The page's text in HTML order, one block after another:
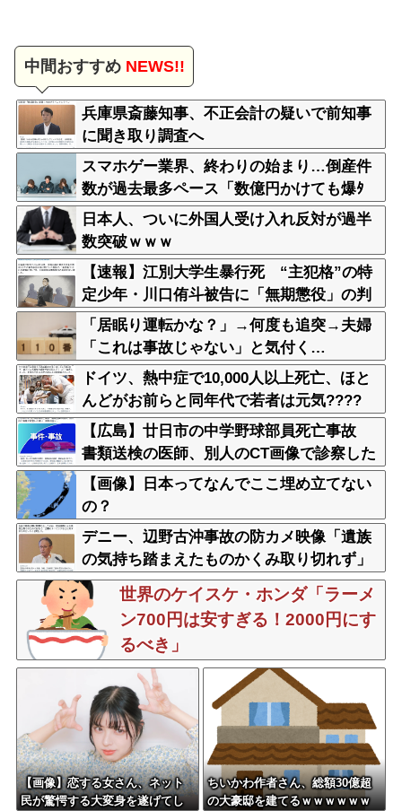
中間おすすめNEWS!!
兵庫県斎藤知事、不正会計の疑いで前知事
に聞き取り調査へ
スマホゲー業界、終わりの始まり…倒産件
数が過去最多ペース「数億円かけても爆ﾀ
ﾋ」
日本人、ついに外国人受け入れ反対が過半
数突破ｗｗｗ
【速報】江別大学生暴行死 “主犯格”の特
定少年・川口侑斗被告に「無期懲役」の判
決 当時17歳少年に「懲役30年」の判決
「居眠り運転かな？」→何度も追突→夫婦
「これは事故じゃない」と気付く…
ドイツ、熱中症で10,000人以上死亡、ほと
んどがお前らと同年代で若者は元気????
【広島】廿日市の中学野球部員死亡事故
書類送検の医師、別人のCT画像で診察した
疑い 頭部出血に気づかなかった可能性
【画像】日本ってなんでここ埋め立てない
の？
デニー、辺野古沖事故の防カメ映像「遺族
の気持ち踏まえたものかくみ取り切れず」
世界のケイスケ・ホンダ「ラーメ
ン700円は安すぎる！2000円にす
るべき」
【画像】恋する女さん、ネット
民が驚愕する大変身を遂げてし
ちいかわ作者さん、総額30億超
の大豪邸を建てるｗｗｗｗｗｗ